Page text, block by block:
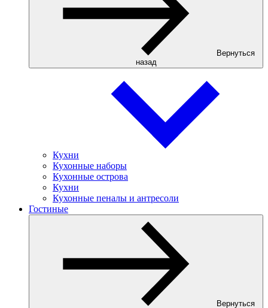
Вернуться
назад
Кухни
Кухонные наборы
Кухонные острова
Кухни
Кухонные пеналы и антресоли
Гостиные
Вернуться